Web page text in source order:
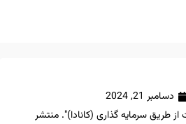
دسامبر 21, 2024
از طریق سرمایه‌ گذاری (کانادا)". منتشر